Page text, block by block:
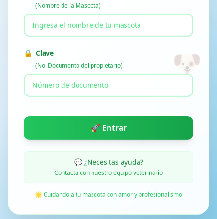
🐾
(Nombre de la Mascota)
🔒 Clave
(No. Documento del propietario)
💬 ¿Necesitas ayuda?
Contacta con nuestro equipo veterinario
🌟 Cuidando a tu mascota con amor y profesionalismo
🐶